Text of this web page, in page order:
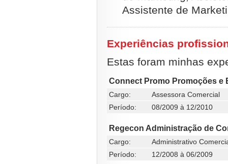
Assistente de
Experiências
Estas foram minhas
Connect Promo Promoções e
Cargo:
Assessora Comercial
Período:
08/2009 à 12/2010
Regecon Administração de
Cargo:
Administrativo
Período:
12/2008 à 06/2009